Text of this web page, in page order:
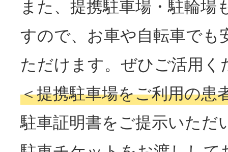
また、提携駐車場・駐輪場
すので、お車や自転車でも
ただけます。ぜひご活用く
＜提携駐車場をご利用の患
駐車証明書をご提示いただ